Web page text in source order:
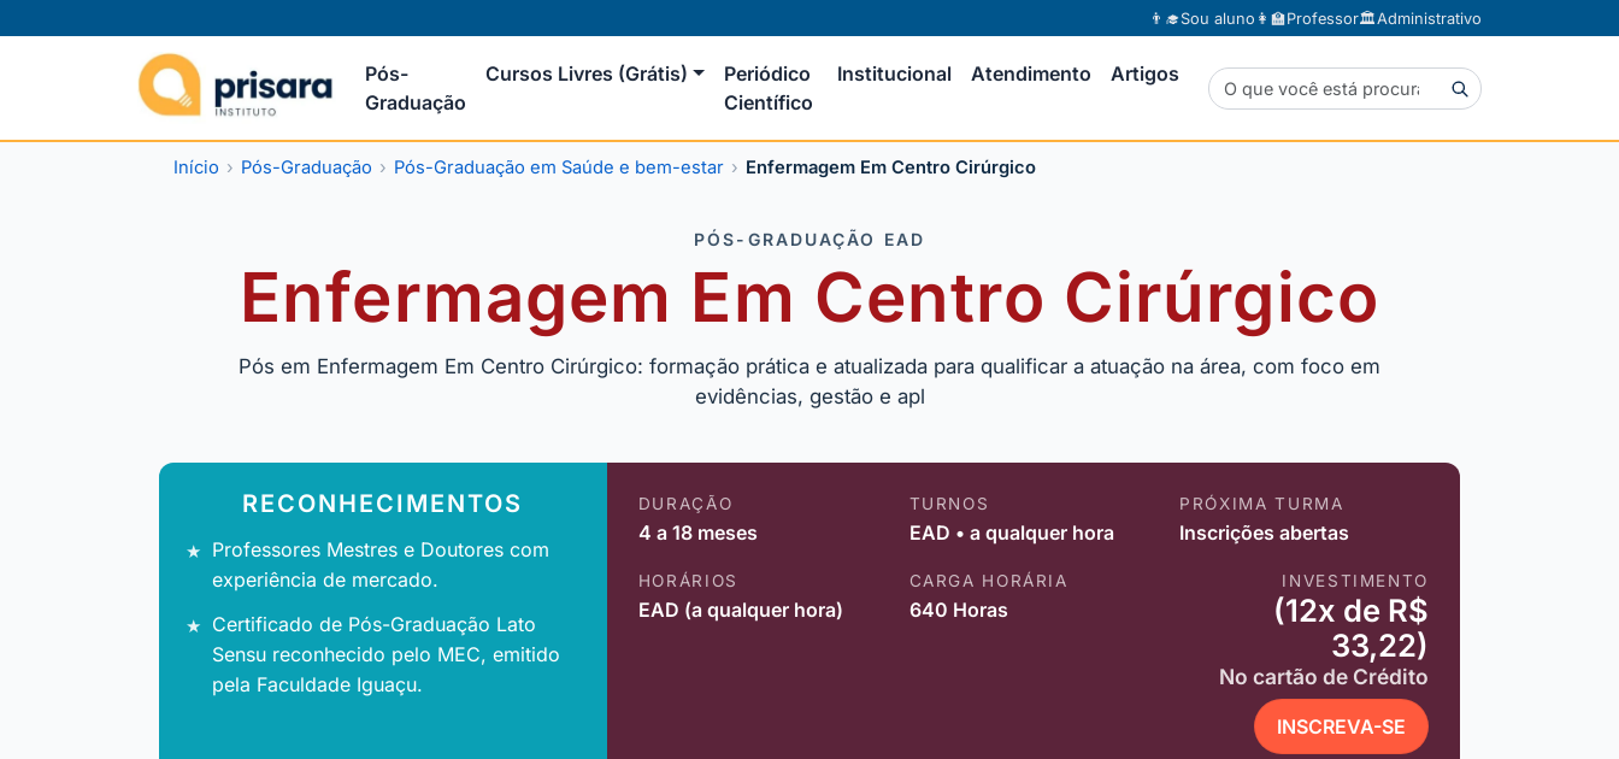
👨‍🎓Sou aluno 👩‍🏫Professor🏛️Administrativo
Pós-
Graduação
Cursos Livres (Grátis)
Periódico
Científico
Institucional Atendimento Artigos
Início Pós-Graduação Pós-Graduação em Saúde e bem-estar Enfermagem Em Centro Cirúrgico
PÓS-GRADUAÇÃO EAD
Enfermagem Em Centro Cirúrgico
Pós em Enfermagem Em Centro Cirúrgico: formação prática e atualizada para qualificar a atuação na área, com foco em
evidências, gestão e apl
RECONHECIMENTOS
Professores Mestres e Doutores com
experiência de mercado.
Certificado de Pós-Graduação Lato
Sensu reconhecido pelo MEC, emitido
pela Faculdade Iguaçu.
DURAÇÃO
4 a 18 meses
TURNOS
EAD • a qualquer hora
PRÓXIMA TURMA
Inscrições abertas
HORÁRIOS
EAD (a qualquer hora)
CARGA HORÁRIA
640 Horas
INVESTIMENTO
(12x de R$
33,22)
No cartão de Crédito
INSCREVA-SE